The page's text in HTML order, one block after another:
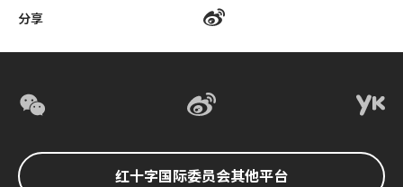
分享
红十字国际委员会其他平台